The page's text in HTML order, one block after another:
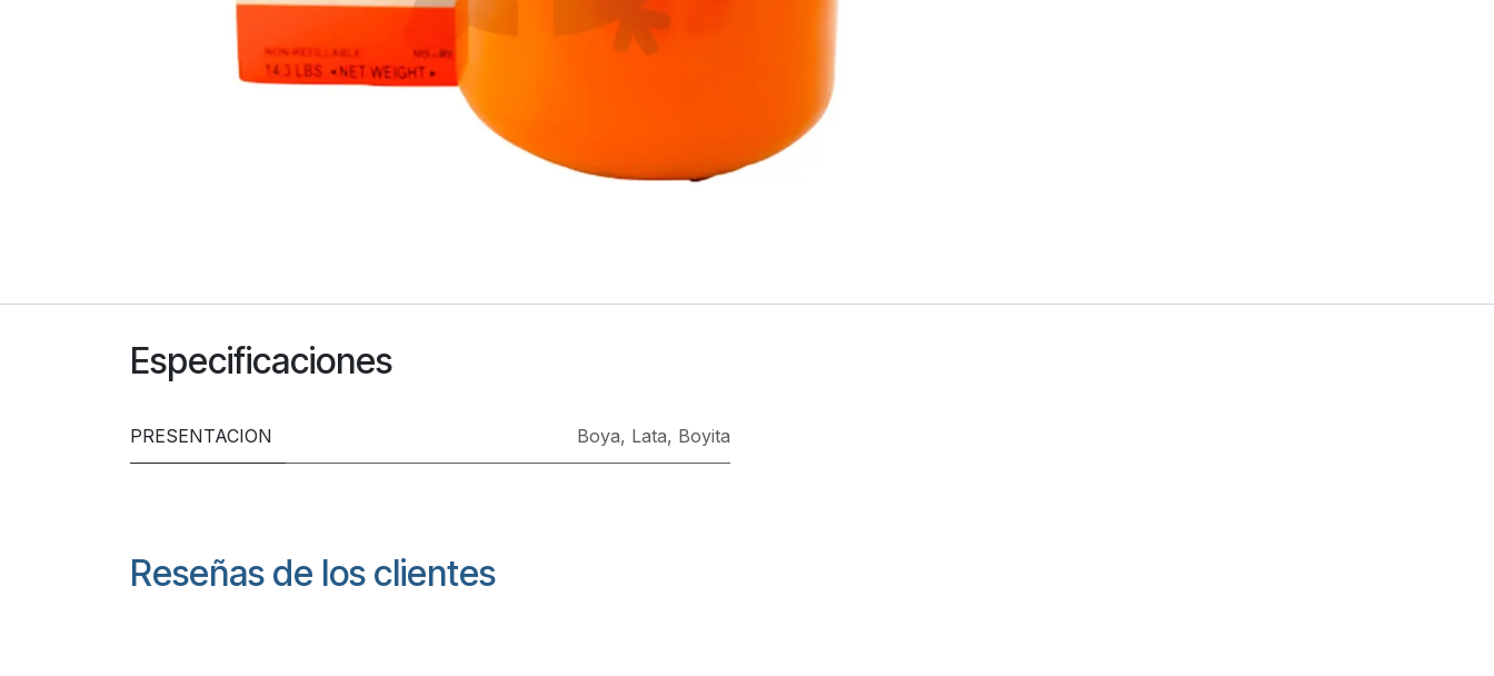
Especificaciones
PRESENTACION Boya, Lata, Boyita
Reseñas de los clientes